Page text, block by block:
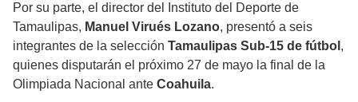
Por su parte, el director del Instituto del Deporte de
Tamaulipas, Manuel Virués Lozano, presentó a seis
integrantes de la selección Tamaulipas Sub-15 de fútbol ,
quienes disputarán el próximo 27 de mayo la final de la
Olimpiada Nacional ante Coahuila.